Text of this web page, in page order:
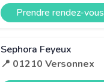
Prendre rendez-vous
Sephora Feyeux
📍 01210 Versonnex